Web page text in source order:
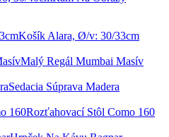
Košík Alara, Ø/v: 30/33cm
Malý Regál Mumbai Masív
Sedacia Súprava Madera
Rozťahovací Stôl Como 160